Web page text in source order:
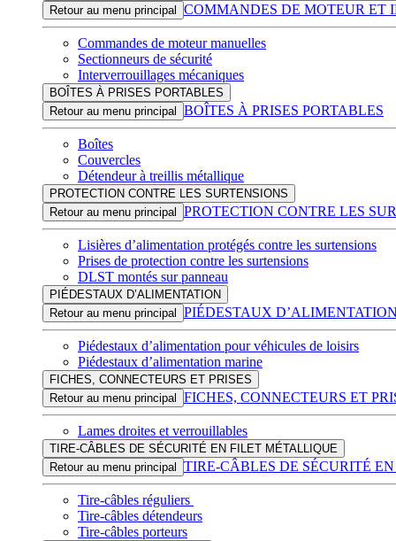
Retour au menu principal
COMMANDES DE MOTEUR ET
Commandes de moteur manuelles
Sectionneurs de sécurité
Interverrouillages mécaniques
BOÎTES À PRISES PORTABLES
Retour au menu principal
BOÎTES À PRISES PORTABLES
Boîtes
Couvercles
Détendeur à treillis métallique
PROTECTION CONTRE LES SURTENSIONS
Retour au menu principal
PROTECTION CONTRE LES
Lisières d’alimentation protégés contre les surtensions
Prises de protection contre les surtensions
DLST montés sur panneau
PIÉDESTAUX D’ALIMENTATION
Retour au menu principal
PIÉDESTAUX
Piédestaux d’alimentation pour véhicules de loisirs
Piédestaux d’alimentation marine
FICHES, CONNECTEURS ET PRISES
Retour au menu principal
FICHES, CONNECTEURS ET
Lames droites et verrouillables
TIRE-CÂBLES DE SÉCURITÉ EN FILET MÉTALLIQUE
Retour au menu principal
TIRE-CÂBLES DE SÉCURITÉ
Tire-câbles réguliers
Tire-câbles détendeurs
Tire-câbles porteurs